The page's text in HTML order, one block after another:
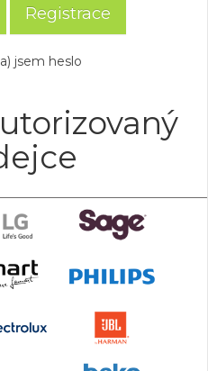
Registrace
jsem heslo